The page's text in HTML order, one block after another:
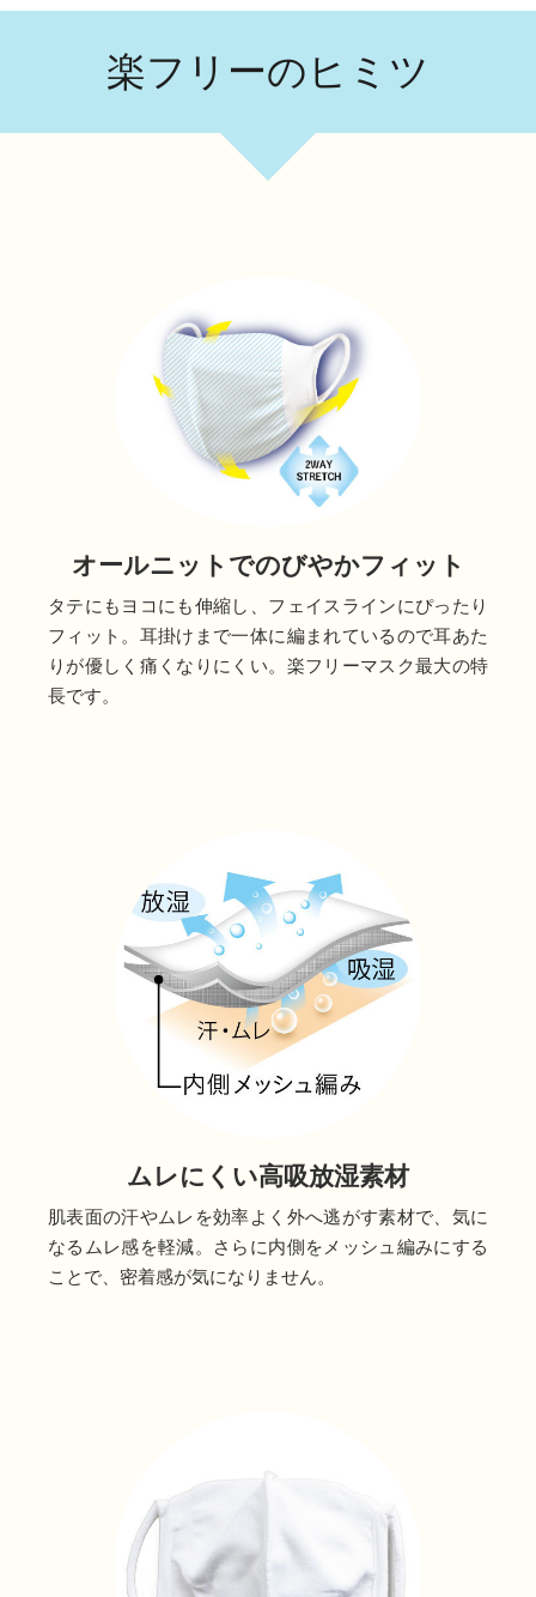
楽フリーのヒミツ
オールニットでのびやかフィット
タテにもヨコにも伸縮し、フェイスラインにぴったり
フィット。耳掛けまで一体に編まれているので耳あた
りが優しく痛くなりにくい。楽フリーマスク最大の特
長です。
ムレにくい高吸放湿素材
肌表面の汗やムレを効率よく外へ逃がす素材で、気に
なるムレ感を軽減。さらに内側をメッシュ編みにする
ことで、密着感が気になりません。